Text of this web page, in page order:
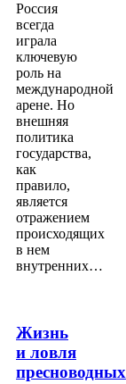
Россия
всегда
играла
ключевую
роль на
международной
арене. Но
внешняя
политика
государства,
как
правило,
является
отражением
происходящих
в нем
внутренних…
Жизнь
и ловля
пресноводных